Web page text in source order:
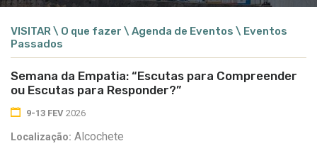
VISITAR \ O que fazer \ Agenda de Eventos \ Eventos
Passados
Semana da Empatia: “Escutas para Compreender
ou Escutas para Responder?”
9-13 FEV 2026
Localização: Alcochete